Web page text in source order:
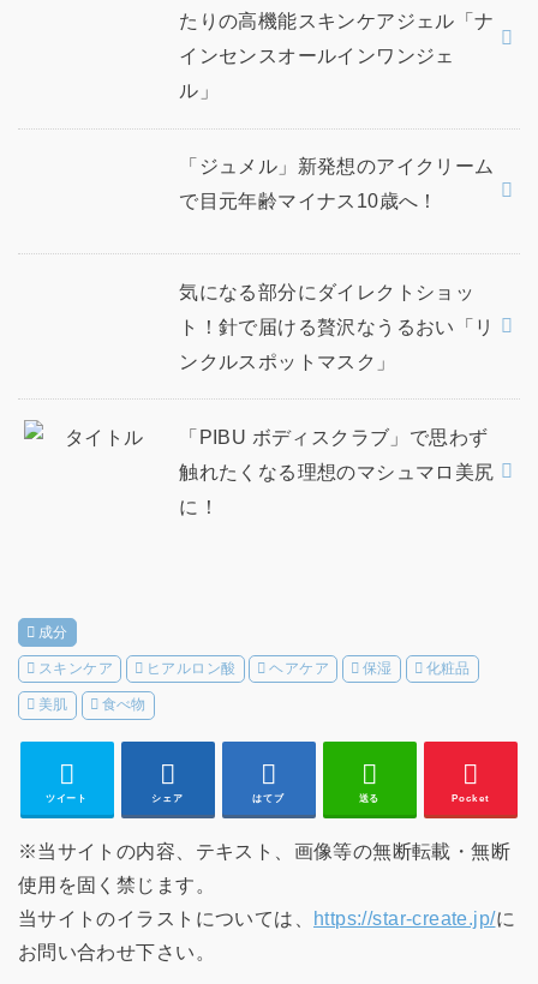
たりの高機能スキンケアジェル「ナ
インセンスオールインワンジェ
ル」
「ジュメル」新発想のアイクリーム
で目元年齢マイナス10歳へ！
気になる部分にダイレクトショッ
ト！針で届ける贅沢なうるおい「リ
ンクルスポットマスク」
「PIBU ボディスクラブ」で思わず
触れたくなる理想のマシュマロ美尻
に！
成分
スキンケア ヒアルロン酸 ヘアケア 保湿 化粧品
美肌 食べ物
ツイート シェア はてブ 送る Pocket
※当サイトの内容、テキスト、画像等の無断転載・無断
使用を固く禁じます。
当サイトのイラストについては、 https://star-create.jp/に
お問い合わせ下さい。